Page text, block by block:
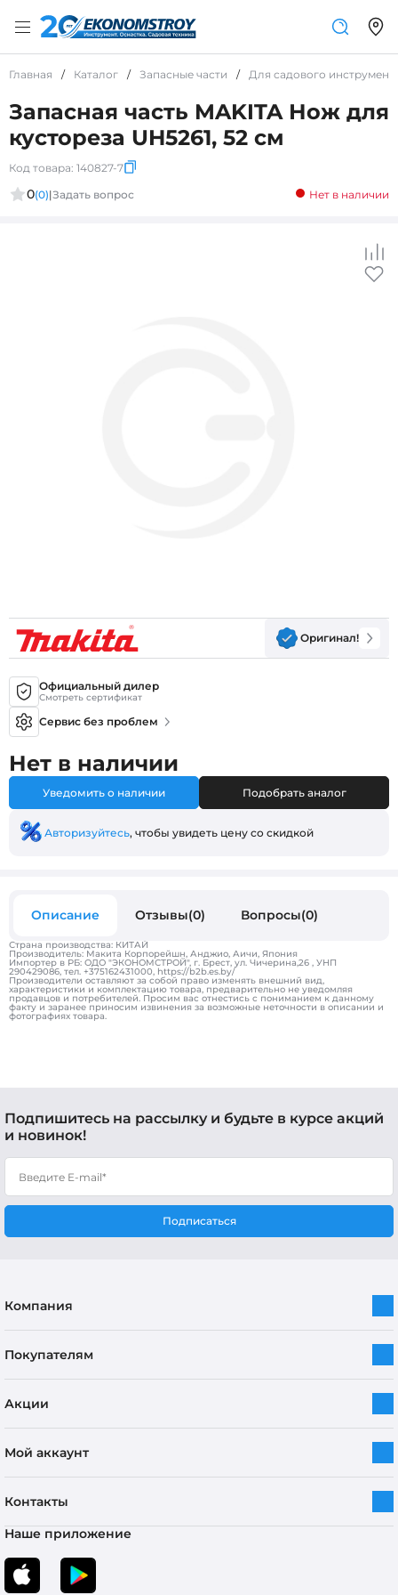
Главная / Каталог / Запасные части / Для садового
Запасная часть MAKITA Нож для
кустореза UH5261, 52 см
Код товара: 140827-7
0(0)|Задать вопрос Нет в наличии
Оригинал!
Официальный дилер
Смотреть сертификат
Сервис без проблем
Нет в наличии
Уведомить о наличии Подобрать аналог
Авторизуйтесь, чтобы увидеть цену со скидкой
Описание Отзывы(0) Вопросы(0)
Страна производства: КИТАЙ
Производитель: Макита Корпорейшн, Анджио, Аичи, Япония
Импортер в РБ: ОДО "ЭКОНОМСТРОЙ", г. Брест, ул. Чичерина,26 , УНП
290429086, тел. +375162431000, https://b2b.es.by/
Производители оставляют за собой право изменять внешний вид,
характеристики и комплектацию товара, предварительно не уведомляя
продавцов и потребителей. Просим вас отнестись с пониманием к данному
факту и заранее приносим извинения за возможные неточности в описании и
фотографиях товара.
Подпишитесь на рассылку и будьте в курсе акций
и новинок!
Подписаться
Компания
Покупателям
Акции
Мой аккаунт
Контакты
Наше приложение